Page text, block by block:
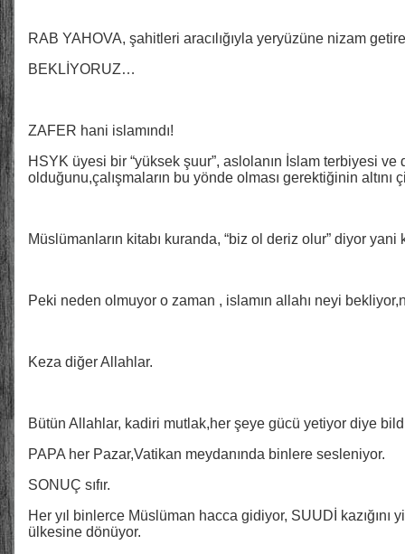
RAB YAHOVA, şahitleri aracılığıyla yeryüzüne nizam
BEKLİYORUZ…
ZAFER hani islamındı!
HSYK üyesi bir “yüksek şuur”, aslolanın İslam terbiyesi
olduğunu,çalışmaların bu yönde olması gerektiğinin altını
Müslümanların kitabı kuranda, “biz ol deriz olur” diyor
Peki neden olmuyor o zaman , islamın allahı neyi
Keza diğer Allahlar.
Bütün Allahlar, kadiri mutlak,her şeye gücü yetiyor diye
PAPA her Pazar,Vatikan meydanında binlere sesleniyor.
SONUÇ sıfır.
Her yıl binlerce Müslüman hacca gidiyor, SUUDİ kazığını
ülkesine dönüyor.